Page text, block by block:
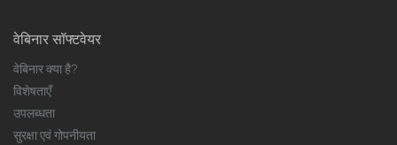
वेबिनार सॉफ्टवेयर
वेबिनार क्या है?
विशेषताएँ
उपलब्धता
सुरक्षा एवं गोपनीयता